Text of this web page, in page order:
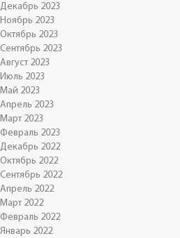
Декабрь 2023
Ноябрь 2023
Октябрь 2023
Сентябрь 2023
Август 2023
Июль 2023
Май 2023
Апрель 2023
Март 2023
Февраль 2023
Декабрь 2022
Октябрь 2022
Сентябрь 2022
Апрель 2022
Март 2022
Февраль 2022
Январь 2022